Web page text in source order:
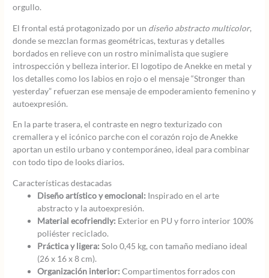
orgullo.
El frontal está protagonizado por un diseño abstracto multicolor,
donde se mezclan formas geométricas, texturas y detalles
bordados en relieve con un rostro minimalista que sugiere
introspección y belleza interior. El logotipo de Anekke en metal y
los detalles como los labios en rojo o el mensaje “Stronger than
yesterday” refuerzan ese mensaje de empoderamiento femenino y
autoexpresión.
En la parte trasera, el contraste en negro texturizado con
cremallera y el icónico parche con el corazón rojo de Anekke
aportan un estilo urbano y contemporáneo, ideal para combinar
con todo tipo de looks diarios.
Características destacadas
Diseño artístico y emocional: Inspirado en el arte
abstracto y la autoexpresión.
Material ecofriendly: Exterior en PU y forro interior 100%
poliéster reciclado.
Práctica y ligera: Solo 0,45 kg, con tamaño mediano ideal
(26 x 16 x 8 cm).
Organización interior: Compartimentos forrados con